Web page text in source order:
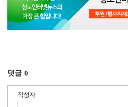
댓글 0
작성자